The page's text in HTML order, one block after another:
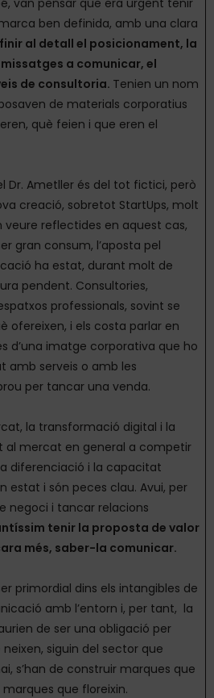
ben definida, amb una clara
al detall el posicionament, la
a comunicar, el
de consultoria. Tenien un nom
de materials corporatius
què feien i que eren el
Dr. Ametller és del tot fictici, però
creació, sobretot StartUps, molt
reflectides en aquest cas,
gran consum, l’aposta pel
ha estat, durant molt de
pendent. Consultories,
professionals, sovint se
ofereixen, i els costa parlar en
d’una imatge corporativa que ho
amb serveis o amb les
per tancar una venda.
la transformació digital i la
al mercat en general a competir
diferenciació i la capacitat
estat i són peces clau. Avui, per
negoci i tancar relacions
tenir la proposta de valor
més, saber-la comunicar.
primordial dins els intangibles de
amb l’entorn i, per tant, la
de ser una obligació per
siguin del sector que
s’han de construir marques que
que floreixin.